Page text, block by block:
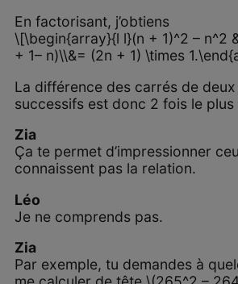
En factorisant, j’obtiens
\[\begin{array}{l l}(n + 1)^2 – n^2
+ 1– n)\\&= (2n + 1) \times
La différence des carrés de
successifs est donc 2 fois le plus
Zia
Ça te permet d’impressionner
connaissent pas la relation.
Léo
Je ne comprends pas.
Zia
Par exemple, tu demandes à